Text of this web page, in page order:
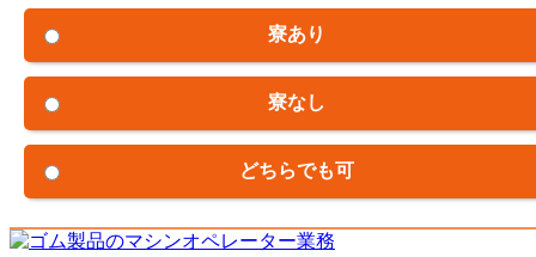
寮あり
寮なし
どちらでも可